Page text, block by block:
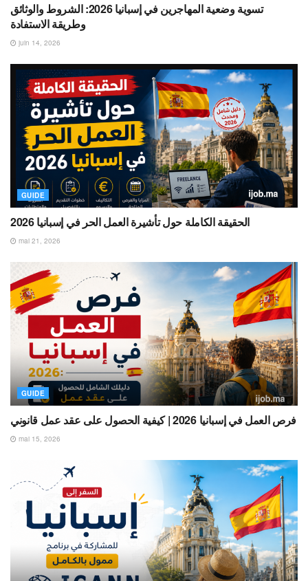
تسوية وضعية المهاجرين في إسبانيا 2026: الشروط والوثائق
وطريقة الاستفادة
juin 14, 2026
GUIDE
الحقيقة الكاملة حول تأشيرة العمل الحر في إسبانيا 2026
mai 21, 2026
GUIDE
فرص العمل في إسبانيا 2026 | كيفية الحصول على عقد عمل قانوني
mai 15, 2026